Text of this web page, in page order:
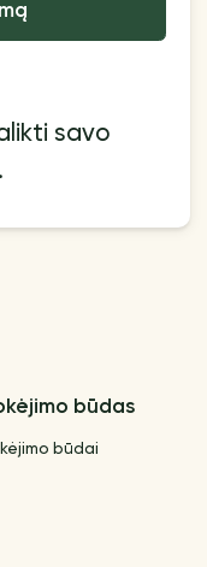
savo
būdas
būdai